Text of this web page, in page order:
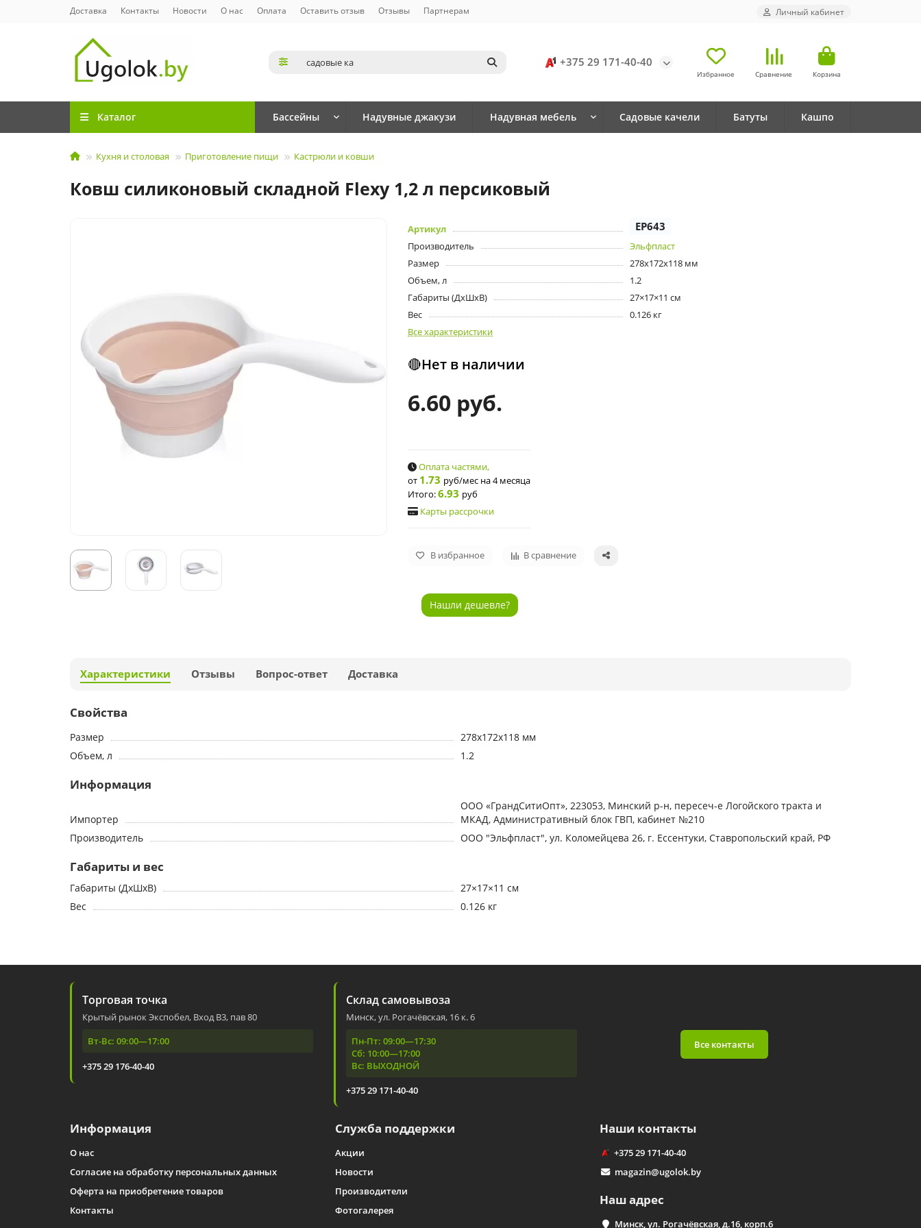
Доставка Контакты Новости О нас Оплата Оставить отзыв Отзывы Партнерам Личный кабинет
+375 29 171-40-40
Избранное Сравнение Корзина
Каталог Бассейны Надувные джакузи Надувная мебель Садовые качели Батуты Кашпо
Кухня и столовая Приготовление пищи Кастрюли и ковши
Ковш силиконовый складной Flexy 1,2 л персиковый
Артикул EP643
Производитель
Эльфпласт
Размер
278x172x118 мм
Объем, л
1.2
Габариты (ДхШхВ)
27×17×11 см
Вес
0.126 кг
Все характеристики
🔴Нет в наличии
6.60 руб.
Оплата частями,
от 1.73 руб/мес на 4 месяца
Итого:6.93 руб
Карты рассрочки
В избранное В сравнение
Нашли дешевле?
Характеристики Отзывы Вопрос-ответ Доставка
Свойства
Размер
278x172x118 мм
Объем, л
1.2
Информация
Импортер
ООО «ГрандСитиОпт», 223053, Минский р-н, пересеч-е Логойского тракта и
МКАД, Административный блок ГВП, кабинет №210
Производитель
ООО "Эльфпласт", ул. Коломейцева 26, г. Ессентуки, Ставропольский край, РФ
Габариты и вес
Габариты (ДхШхВ)
27×17×11 см
Вес
0.126 кг
Торговая точка
Крытый рынок Экспобел, Вход В3, пав 80
Вт-Вс: 09:00—17:00
+375 29 176-40-40
Склад самовывоза
Минск, ул. Рогачёвская, 16 к. 6
Пн-Пт: 09:00—17:30
Сб: 10:00—17:00
Вс: ВЫХОДНОЙ
+375 29 171-40-40
Все контакты
Информация
О нас
Согласие на обработку персональных данных
Оферта на приобретение товаров
Контакты
Служба поддержки
Акции
Новости
Производители
Фотогалерея
Наши контакты
+375 29 171-40-40
magazin@ugolok.by
Наш адрес
Минск, ул. Рогачёвская, д.16, корп.6